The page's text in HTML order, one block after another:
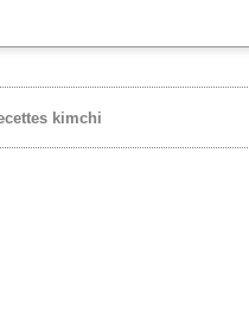
kimchi